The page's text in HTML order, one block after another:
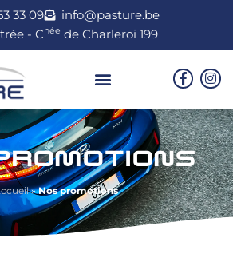
33 09
info@pasture.be
- Chée de Charleroi 199
»Nos promotions